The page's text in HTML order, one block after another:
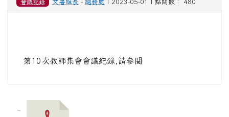
會議記錄 文書組長 - 總務處 | 2023-05-01 | 點閱數： 480
第10次教師集會會議紀錄,請參閱